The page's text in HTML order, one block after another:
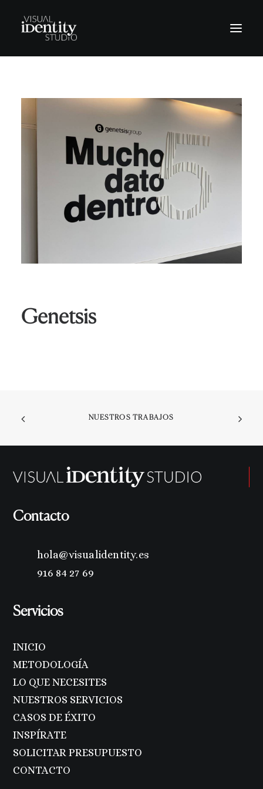
Vinilos
Letras corpóreas
Rotulación Vehículos
Revestimientos
Genetsis
NUESTROS TRABAJOS
Contacto
hola@visualidentity.es
916 84 27 69
Servicios
INICIO
METODOLOGÍA
LO QUE NECESITES
NUESTROS SERVICIOS
CASOS DE ÉXITO
INSPÍRATE
SOLICITAR PRESUPUESTO
CONTACTO